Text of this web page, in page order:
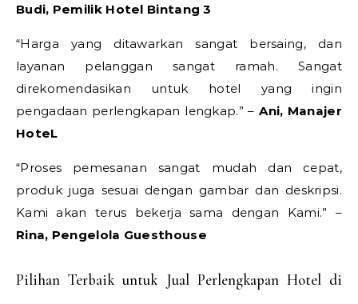
Budi, Pemilik Hotel Bintang 3
“Harga yang ditawarkan sangat bersaing, dan
layanan pelanggan sangat ramah. Sangat
direkomendasikan untuk hotel yang ingin
pengadaan perlengkapan lengkap.” –Ani, Manajer
HoteL
“Proses pemesanan sangat mudah dan cepat,
produk juga sesuai dengan gambar dan deskripsi.
Kami akan terus bekerja sama dengan Kami.” –
Rina, Pengelola Guesthouse
Pilihan Terbaik untuk Jual Perlengkapan Hotel di